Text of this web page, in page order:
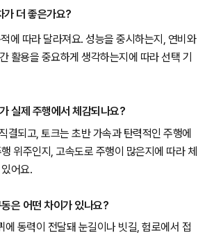
가 더 좋은가요?
에 따라 달라져요. 성능을 중시하는지, 연비와
활용을 중요하게 생각하는지에 따라 선택 기
실제 주행에서 체감되나요?
결되고, 토크는 초반 가속과 탄력적인 주행에
위주인지, 고속도로 주행이 많은지에 따라 체
어요.
은 어떤 차이가 있나요?
동력이 전달돼 눈길이나 빗길, 험로에서 접